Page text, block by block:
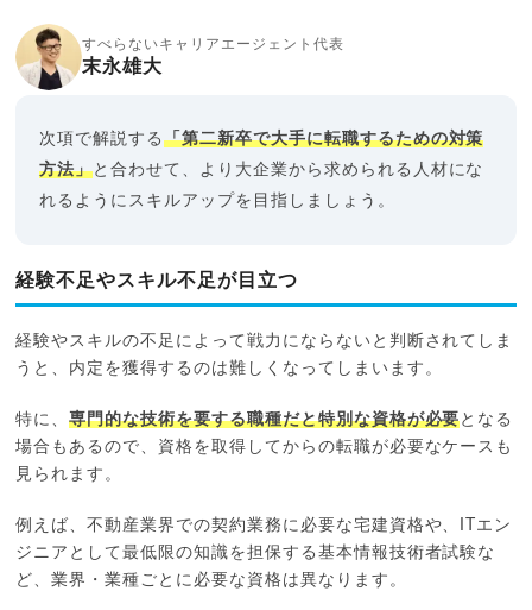
すべらないキャリアエージェント代表
末永雄大
次項で解説する「第二新卒で大手に転職するための対策
方法」と合わせて、より大企業から求められる人材にな
れるようにスキルアップを目指しましょう。
経験不足やスキル不足が目立つ
経験やスキルの不足によって戦力にならないと判断されてしま
うと、内定を獲得するのは難しくなってしまいます。
特に、専門的な技術を要する職種だと特別な資格が必要となる
場合もあるので、資格を取得してからの転職が必要なケースも
見られます。
例えば、不動産業界での契約業務に必要な宅建資格や、ITエン
ジニアとして最低限の知識を担保する基本情報技術者試験な
ど、業界・業種ごとに必要な資格は異なります。